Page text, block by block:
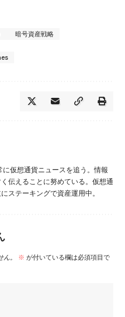
暗号資産戦略
仮想通貨ニュースを追う。情報
伝えることに努めている。仮想通
ステーキングで資産運用中。
。 ※ が付いている欄は必須項目で